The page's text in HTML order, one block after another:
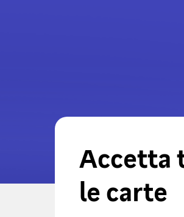
Accetta
le carte